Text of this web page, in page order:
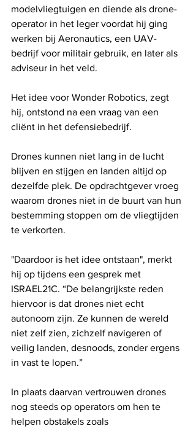
modelvliegtuigen en diende als drone-
operator in het leger voordat hij ging
werken bij Aeronautics, een UAV-
bedrijf voor militair gebruik, en later als
adviseur in het veld.
Het idee voor Wonder Robotics, zegt
hij, ontstond na een vraag van een
cliënt in het defensiebedrijf.
Drones kunnen niet lang in de lucht
blijven en stijgen en landen altijd op
dezelfde plek. De opdrachtgever vroeg
waarom drones niet in de buurt van hun
bestemming stoppen om de vliegtijden
te verkorten.
"Daardoor is het idee ontstaan", merkt
hij op tijdens een gesprek met
ISRAEL21C. “De belangrijkste reden
hiervoor is dat drones niet echt
autonoom zijn. Ze kunnen de wereld
niet zelf zien, zichzelf navigeren of
veilig landen, desnoods, zonder ergens
in vast te lopen.”
In plaats daarvan vertrouwen drones
nog steeds op operators om hen te
helpen obstakels zoals